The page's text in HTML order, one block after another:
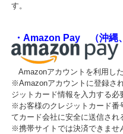
す。
・Amazon Pay （沖縄
Amazonアカウントを利用し
※Amazonアカウントに登録さ
ジットカード情報を入力する必
※お客様のクレジットカード番
てカード会社に安全に送信され
※携帯サイトでは決済できませ